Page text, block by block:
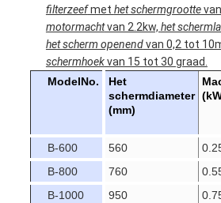
filterzeefmet het schermgroottevan
motormachtvan 2.2kw, het
het scherm openendvan 0,2 tot
schermhoekvan 15 tot 30 graad.
ModelNo.
Het
schermdiameter
(mm)
B-600 560
B-800
760
B-1000
950